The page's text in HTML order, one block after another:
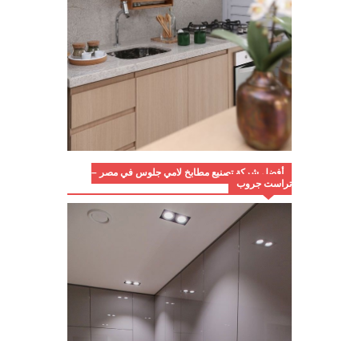
أفضل شركة تصنيع مطابخ لامي جلوس في مصر –
تراست جروب